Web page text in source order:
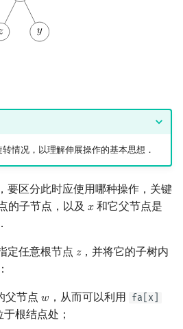
情况，以理解伸展操作的基本思想．
要区分此时应使用哪种操作，关键
的子节点，以及𝑥
x 和它父节点是
定任意根节点 𝑧
z，并将它的子树内
父节点𝑤
w ，从而可以利用 fa[x]
于根结点处；